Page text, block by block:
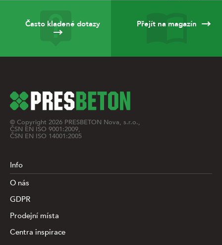
Často kladené dotazy Přejít na magazín
© Copyright 2026 PRESBETON Nova, s.r.o.,
ČSN EN ISO 9001:2009,
ČSN EN ISO 14001:2005
Info
O nás
GDPR
Prodejní místa
Centra inspirace